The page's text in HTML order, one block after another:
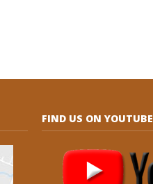
FIND US ON YOUTUBE